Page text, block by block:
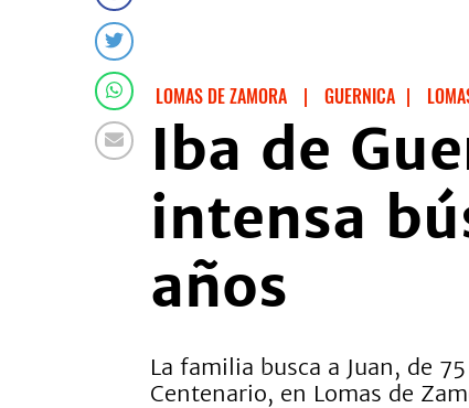
LOMAS DE ZAMORA | GUERNICA |
Iba de
intensa
años
La familia busca a Juan, de
Centenario, en Lomas de